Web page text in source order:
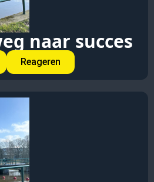
naar succes
Reageren